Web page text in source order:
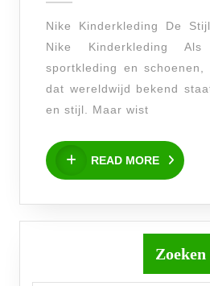
en
voor
Kids
Nike Kinderkleding De
Nike Kinderkleding
sportkleding en
dat wereldwijd bekend
en stijl. Maar wist
READ MORE
READ
MORE
Zoeken